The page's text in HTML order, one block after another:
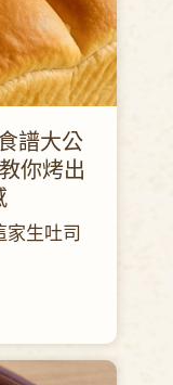
譜大公
你烤出
生吐司
：